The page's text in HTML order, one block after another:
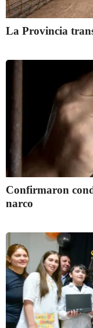
La Provincia
Confirmaron
narco